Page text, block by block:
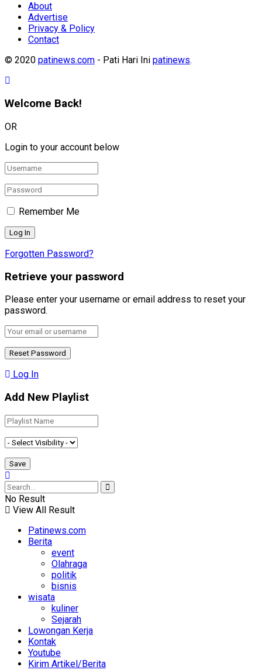
About
Advertise
Privacy & Policy
Contact
© 2020 patinews.com - Pati Hari Ini patinews.
Welcome Back!
OR
Login to your account below
Remember Me
Forgotten Password?
Retrieve your password
Please enter your username or email address to reset your
password.
Log In
Add New Playlist
No Result
View All Result
Patinews.com
Berita
event
Olahraga
politik
bisnis
wisata
kuliner
Sejarah
Lowongan Kerja
Kontak
Youtube
Kirim Artikel/Berita